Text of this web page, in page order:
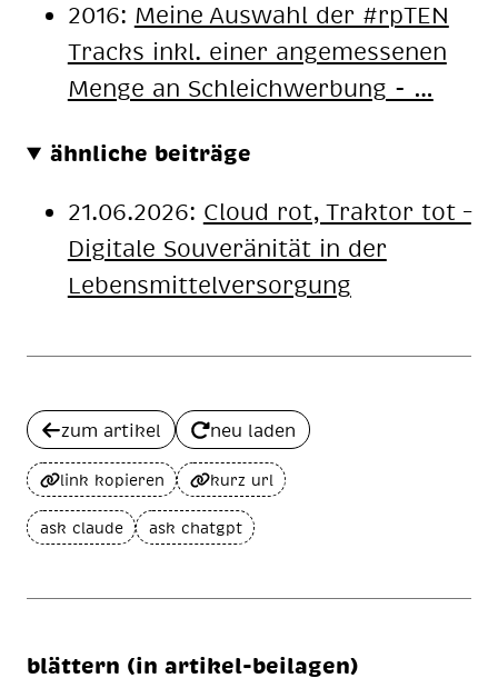
2016: Mei­ne Aus­wahl der #rp­TEN
Tracks inkl. ei­ner an­ge­mes­se­nen
Men­ge an Schleich­wer­bung - …
ähnliche beiträge
21.06.2026: Cloud rot, Traktor tot –
Digitale Souveränität in der
Lebensmittelversorgung
zum artikel neu laden
link kopieren kurz url
ask claude ask chatgpt
blättern (in artikel-beilagen)